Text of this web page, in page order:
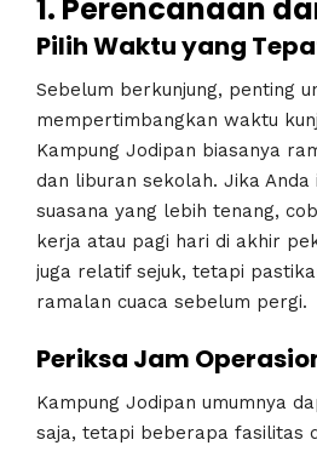
1. Perencanaan
Pilih Waktu yang
Sebelum berkunjung, penting
mempertimbangkan waktu
Kampung Jodipan biasanya
dan liburan sekolah. Jika Anda
suasana yang lebih tenang,
kerja atau pagi hari di akhir
juga relatif sejuk, tetapi
ramalan cuaca sebelum pergi.
Periksa Jam
Kampung Jodipan umumnya
saja, tetapi beberapa fasilitas